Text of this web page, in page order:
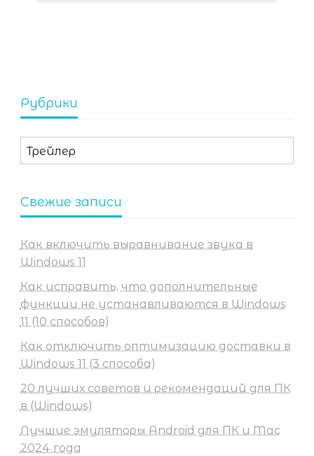
Рубрики
Рубрики
Свежие записи
Как включить выравнивание звука в
Windows 11
Как исправить, что дополнительные
функции не устанавливаются в Windows
11 (10 способов)
Как отключить оптимизацию доставки в
Windows 11 (3 способа)
20 лучших советов и рекомендаций для ПК
в (Windows)
Лучшие эмуляторы Android для ПК и Mac
2024 года